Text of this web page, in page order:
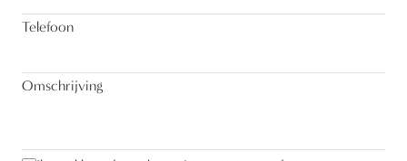
Telefoon
Omschrijving